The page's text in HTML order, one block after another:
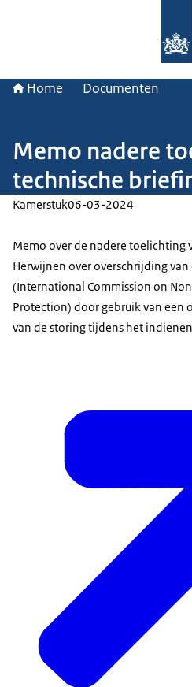
Home Documenten
Memo nadere
technische
Kamerstuk06-03-2024
Memo over de nadere toelichting
Herwijnen over overschrijding van
(International Commission on
Protection) door gebruik van een
van de storing tijdens het